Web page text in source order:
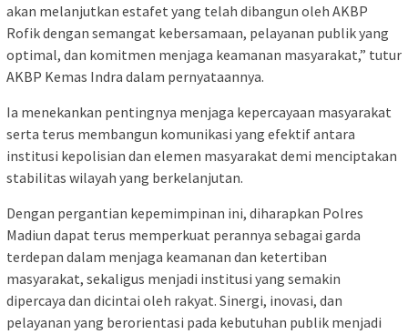
akan melanjutkan estafet yang telah dibangun oleh AKBP
Rofik dengan semangat kebersamaan, pelayanan publik yang
optimal, dan komitmen menjaga keamanan masyarakat,” tutur
AKBP Kemas Indra dalam pernyataannya.
Ia menekankan pentingnya menjaga kepercayaan masyarakat
serta terus membangun komunikasi yang efektif antara
institusi kepolisian dan elemen masyarakat demi menciptakan
stabilitas wilayah yang berkelanjutan.
Dengan pergantian kepemimpinan ini, diharapkan Polres
Madiun dapat terus memperkuat perannya sebagai garda
terdepan dalam menjaga keamanan dan ketertiban
masyarakat, sekaligus menjadi institusi yang semakin
dipercaya dan dicintai oleh rakyat. Sinergi, inovasi, dan
pelayanan yang berorientasi pada kebutuhan publik menjadi